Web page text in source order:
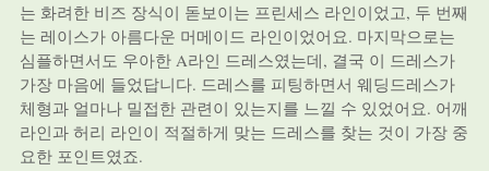
는 화려한 비즈 장식이 돋보이는 프린세스 라인이었고, 두 번째
는 레이스가 아름다운 머메이드 라인이었어요. 마지막으로는
심플하면서도 우아한 A라인 드레스였는데, 결국 이 드레스가
가장 마음에 들었답니다. 드레스를 피팅하면서 웨딩드레스가
체형과 얼마나 밀접한 관련이 있는지를 느낄 수 있었어요. 어깨
라인과 허리 라인이 적절하게 맞는 드레스를 찾는 것이 가장 중
요한 포인트였죠.